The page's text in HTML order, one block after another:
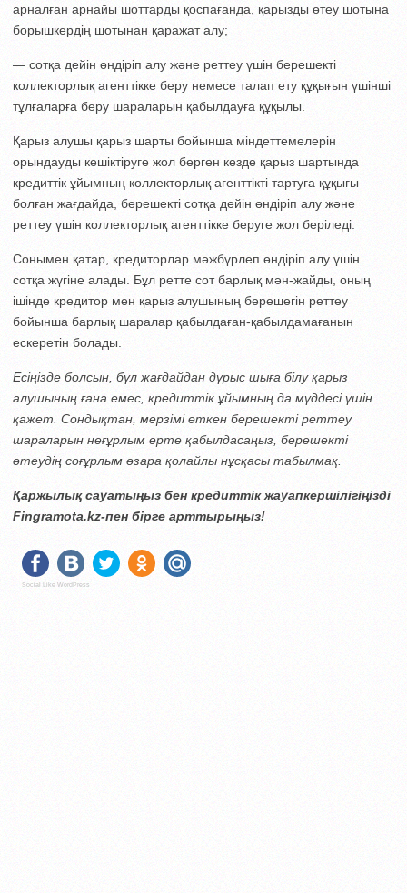
арналған арнайы шоттарды қоспағанда, қарызды өтеу шотына
борышкердің шотынан қаражат алу;
— сотқа дейін өндіріп алу және реттеу үшін берешекті
коллекторлық агенттікке беру немесе талап ету құқығын үшінші
тұлғаларға беру шараларын қабылдауға құқылы.
Қарыз алушы қарыз шарты бойынша міндеттемелерін
орындауды кешіктіруге жол берген кезде қарыз шартында
кредиттік ұйымның коллекторлық агенттікті тартуға құқығы
болған жағдайда, берешекті сотқа дейін өндіріп алу және
реттеу үшін коллекторлық агенттікке беруге жол беріледі.
Сонымен қатар, кредиторлар мәжбүрлеп өндіріп алу үшін
сотқа жүгіне алады. Бұл ретте сот барлық мән-жайды, оның
ішінде кредитор мен қарыз алушының берешегін реттеу
бойынша барлық шаралар қабылдаған-қабылдамағанын
ескеретін болады.
Есіңізде болсын, бұл жағдайдан дұрыс шыға білу қарыз
алушының ғана емес, кредиттік ұйымның да мүддесі үшін
қажет. Сондықтан, мерзімі өткен берешекті реттеу
шараларын неғұрлым ерте қабылдасаңыз, берешекті
өтеудің соғұрлым өзара қолайлы нұсқасы табылмақ.
Қаржылық сауатыңыз бен кредиттік жауапкершілігіңізді
Fingramota.kz-пен бірге арттырыңыз!
Social Like WordPress